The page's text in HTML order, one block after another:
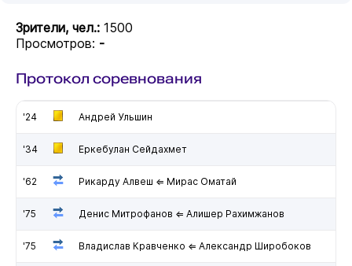
Зрители, чел.: 1500
Просмотров: -
Протокол соревнования
'24 Андрей Ульшин
'34 Еркебулан Сейдахмет
'62 Рикарду Алвеш ⇐ Мирас Оматай
'75 Денис Митрофанов ⇐ Алишер Рахимжанов
'75 Владислав Кравченко ⇐ Александр Широбоков